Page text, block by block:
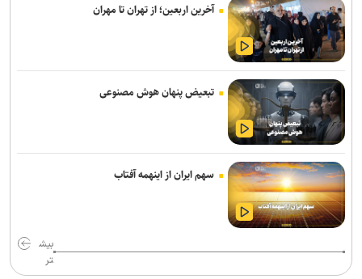
رسانه عبری: از آغاز جنگ غزه دست‌کم ۹ هزار نظامی صهیونیست زخمی
شده‌اند
جلسات صحن علنی مجلس هفته آینده برگزار می‌شود
بیانیۀ خانواده شهید لاریجانی دربارۀ گمانه‌زنی‌های رسانه‌ای
هلاکت اعضای یک تیم تروریستی در سیستان‌وبلوچستان
وزارت اطلاعات: ۲۱ مزدور موساد و ۴ شرور مسلح در کرمان بازداشت
شدند
وال‌استریت ژورنال: ترامپ دستور تحقیق درباره افشای اطلاعات ذخایر
آخرین اربعین؛ از تهران تا مهران
تبعیض پنهان هوش مصنوعی
سهم ایران از اینهمه آفتاب
بیش
تر